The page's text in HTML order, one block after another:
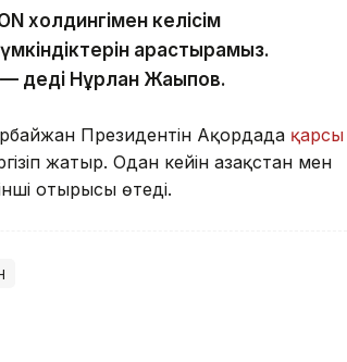
холдингімен келісім
қарастырамыз.
— деді Нұрлан Жақыпов.
Президентін Ақордада қарсы
жатыр. Одан кейін Қазақстан мен
отырысы өтеді.